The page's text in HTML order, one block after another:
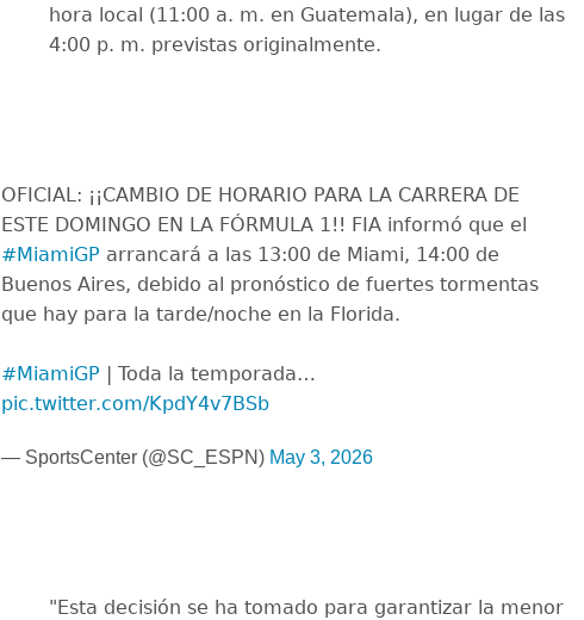
hora local (11:00 a. m. en Guatemala), en lugar de las
4:00 p. m. previstas originalmente.
OFICIAL: ¡¡CAMBIO DE HORARIO PARA LA CARRERA DE
ESTE DOMINGO EN LA FÓRMULA 1!! FIA informó que el
#MiamiGP arrancará a las 13:00 de Miami, 14:00 de
Buenos Aires, debido al pronóstico de fuertes tormentas
que hay para la tarde/noche en la Florida.
#MiamiGP | Toda la temporada…
pic.twitter.com/KpdY4v7BSb
— SportsCenter (@SC_ESPN) May 3, 2026
"Esta decisión se ha tomado para garantizar la menor